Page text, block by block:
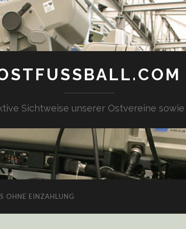
Sichtweise unserer Ostvereine
OHNE EINZAHLUNG